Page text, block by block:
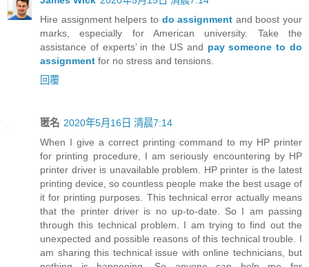
Hire assignment helpers to do assignment and boost your
marks, especially for American university. Take the
assistance of experts’ in the US and pay someone to do
assignment for no stress and tensions.
回覆
匿名 2020年5月16日 清晨7:14
When I give a correct printing command to my HP printer
for printing procedure, I am seriously encountering by HP
printer driver is unavailable problem. HP printer is the latest
printing device, so countless people make the best usage of
it for printing purposes. This technical error actually means
that the printer driver is no up-to-date. So I am passing
through this technical problem. I am trying to find out the
unexpected and possible reasons of this technical trouble. I
am sharing this technical issue with online technicians, but